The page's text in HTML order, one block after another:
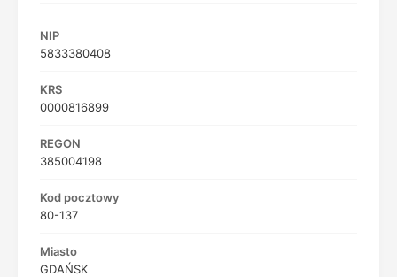
NIP
5833380408
KRS
0000816899
REGON
385004198
Kod pocztowy
80-137
Miasto
GDAŃSK